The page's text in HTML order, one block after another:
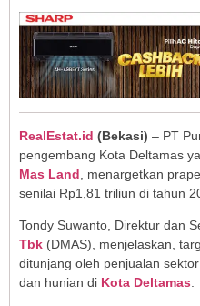
RealEstat.id (Bekasi) – PT
pengembang Kota Deltamas
Mas Land , menargetkan
senilai Rp1,81 triliun di tahun
Tondy Suwanto, Direktur dan
Tbk (DMAS), menjelaskan,
ditunjang oleh penjualan
dan hunian di Kota Deltamas